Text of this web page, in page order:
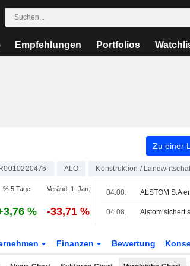
Empfehlungen Portfolios
Zu einer
ALO Konstruktion /
% 5 Tage Veränd. 1. Jan.
% -33,71 %
04.08.
04.08.
Finanzen Bewertung